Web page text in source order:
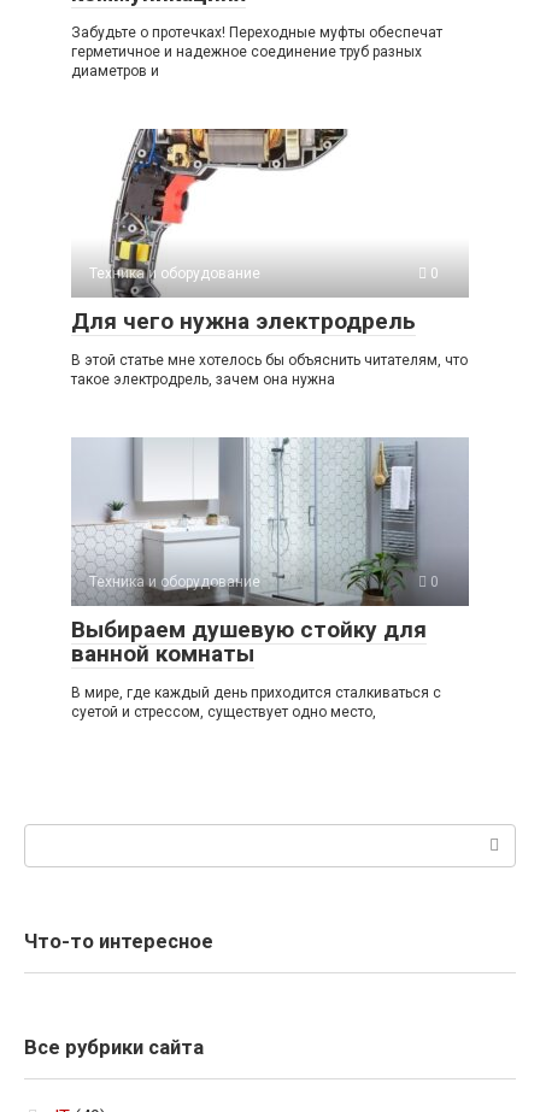
Забудьте о протечках! Переходные муфты обеспечат
герметичное и надежное соединение труб разных
диаметров и
Техника и оборудование 0
Для чего нужна электродрель
В этой статье мне хотелось бы объяснить читателям, что
такое электродрель, зачем она нужна
Техника и оборудование 0
Выбираем душевую стойку для
ванной комнаты
В мире, где каждый день приходится сталкиваться с
суетой и стрессом, существует одно место,
Что-то интересное
Все рубрики сайта